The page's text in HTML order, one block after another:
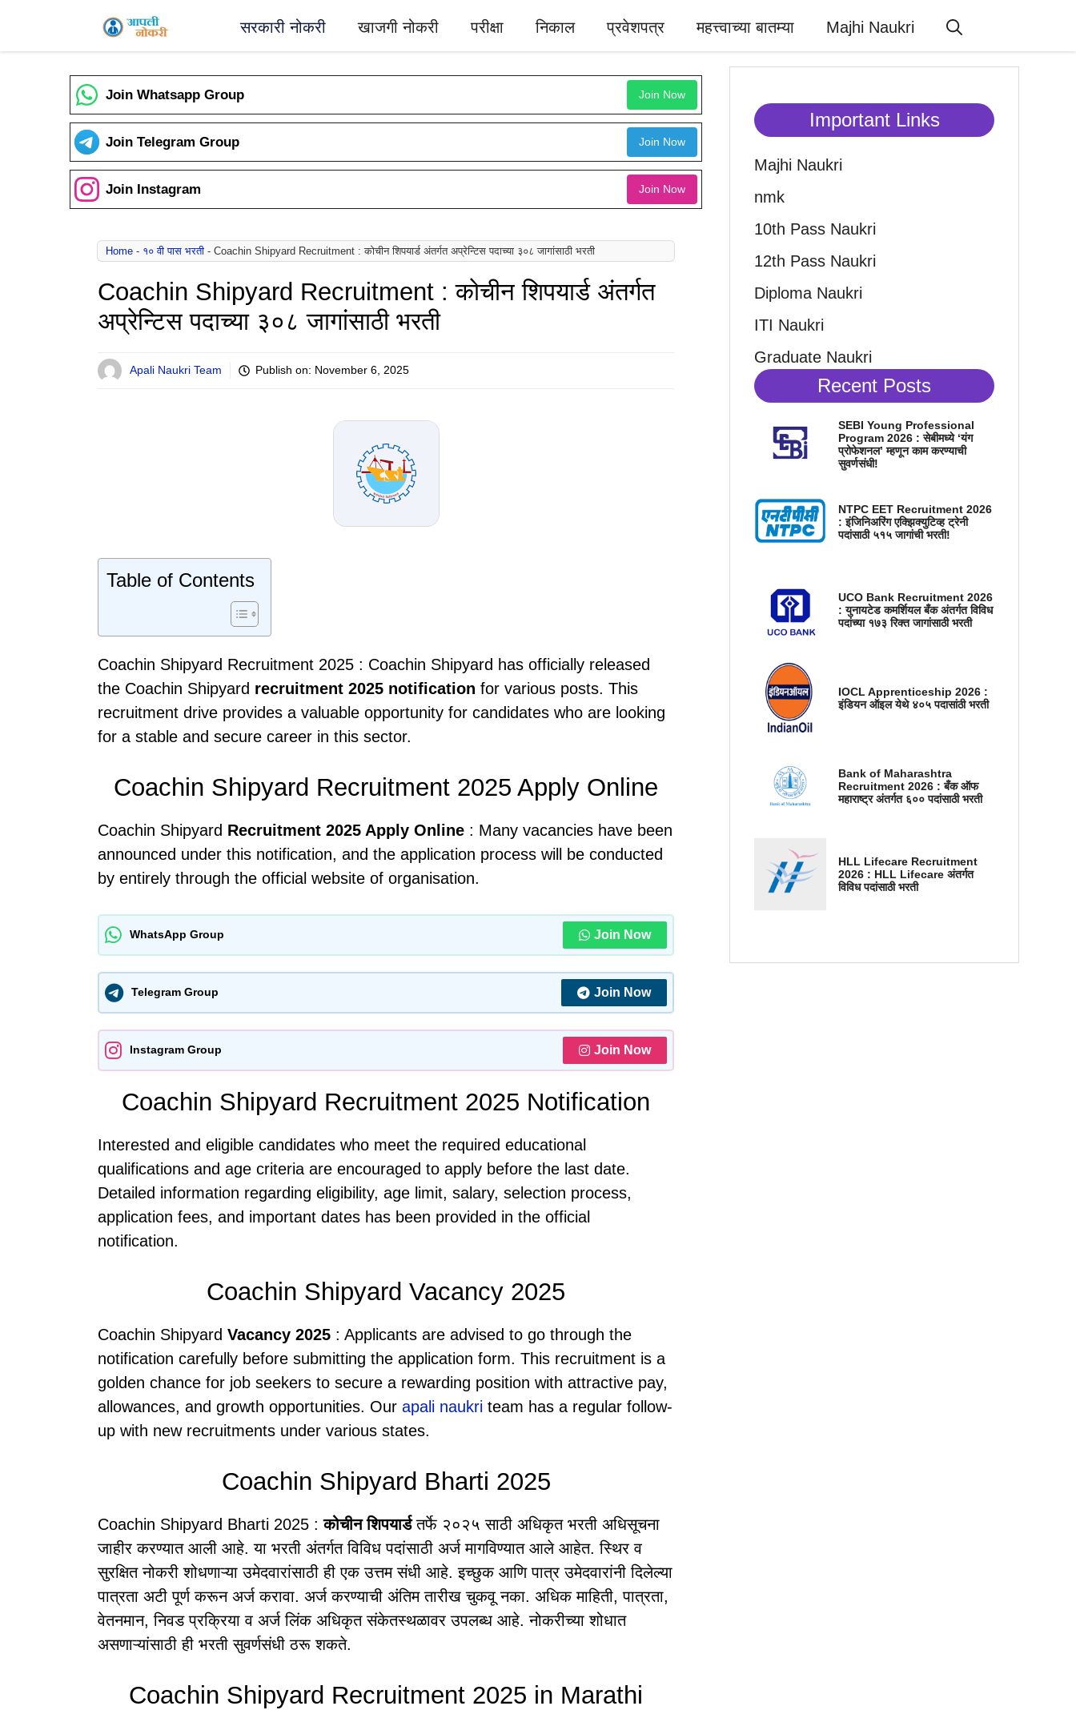
सरकारी नोकरी खाजगी नोकरी परीक्षा निकाल प्रवेशपत्र महत्त्वाच्या बातम्या Majhi Naukri
Join Whatsapp Group Join Now
Join Telegram Group Join Now
Join Instagram Join Now
Home - १० वी पास भरती - Coachin Shipyard Recruitment : कोचीन शिपयार्ड अंतर्गत अप्रेन्टिस पदाच्या ३०८ जागांसाठी भरती
Coachin Shipyard Recruitment : कोचीन शिपयार्ड अंतर्गत
अप्रेन्टिस पदाच्या ३०८ जागांसाठी भरती
Apali Naukri Team Publish on: November 6, 2025
Table of Contents
Coachin Shipyard Recruitment 2025 : Coachin Shipyard has officially released
the Coachin Shipyard recruitment 2025 notification for various posts. This
recruitment drive provides a valuable opportunity for candidates who are looking
for a stable and secure career in this sector.
Coachin Shipyard Recruitment 2025 Apply Online
Coachin Shipyard Recruitment 2025 Apply Online : Many vacancies have been
announced under this notification, and the application process will be conducted
by entirely through the official website of organisation.
WhatsApp Group Join Now
Telegram Group Join Now
Instagram Group Join Now
Coachin Shipyard Recruitment 2025 Notification
Interested and eligible candidates who meet the required educational
qualifications and age criteria are encouraged to apply before the last date.
Detailed information regarding eligibility, age limit, salary, selection process,
application fees, and important dates has been provided in the official
notification.
Coachin Shipyard Vacancy 2025
Coachin Shipyard Vacancy 2025 : Applicants are advised to go through the
notification carefully before submitting the application form. This recruitment is a
golden chance for job seekers to secure a rewarding position with attractive pay,
allowances, and growth opportunities. Our apali naukri team has a regular follow-
up with new recruitments under various states.
Coachin Shipyard Bharti 2025
Coachin Shipyard Bharti 2025 :कोचीन शिपयार्डतर्फे २०२५ साठी अधिकृत भरती अधिसूचना
जाहीर करण्यात आली आहे. या भरती अंतर्गत विविध पदांसाठी अर्ज मागविण्यात आले आहेत. स्थिर व
सुरक्षित नोकरी शोधणाऱ्या उमेदवारांसाठी ही एक उत्तम संधी आहे. इच्छुक आणि पात्र उमेदवारांनी दिलेल्या
पात्रता अटी पूर्ण करून अर्ज करावा. अर्ज करण्याची अंतिम तारीख चुकवू नका. अधिक माहिती, पात्रता,
वेतनमान, निवड प्रक्रिया व अर्ज लिंक अधिकृत संकेतस्थळावर उपलब्ध आहे. नोकरीच्या शोधात
असणाऱ्यांसाठी ही भरती सुवर्णसंधी ठरू शकते.
Coachin Shipyard Recruitment 2025 in Marathi
Important Links
Majhi Naukri
nmk
10th Pass Naukri
12th Pass Naukri
Diploma Naukri
ITI Naukri
Graduate Naukri
Recent Posts
SEBI Young Professional
Program 2026 : सेबीमध्ये ‘यंग
प्रोफेशनल’ म्हणून काम करण्याची
सुवर्णसंधी!
NTPC EET Recruitment 2026
: इंजिनिअरिंग एक्झिक्युटिव्ह ट्रेनी
पदांसाठी ५१५ जागांची भरती!
UCO Bank Recruitment 2026
: युनायटेड कमर्शियल बँक अंतर्गत विविध
पदांच्या १७३ रिक्त जागांसाठी भरती
IOCL Apprenticeship 2026 :
इंडियन ऑइल येथे ४०५ पदासांठी भरती
Bank of Maharashtra
Recruitment 2026 : बँक ऑफ
महाराष्ट्र अंतर्गत ६०० पदांसाठी भरती
HLL Lifecare Recruitment
2026 : HLL Lifecare अंतर्गत
विविध पदांसाठी भरती